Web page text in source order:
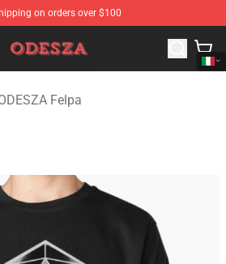
on orders over $100
ODESZA Merchandise Store
Felpa